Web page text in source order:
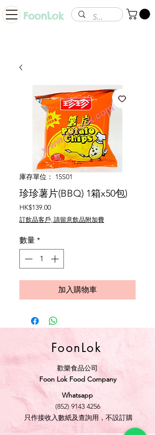
FoonLok
庫存單位： 15S01
珍珍薯片(BBQ) 1箱x50包)
HK$139.00價
格
訂飲品客戶, 請留意飲品附加費
數量 *
加入購物車
FoonLok
歡樂食品公司
Foon Lok Food Company
Whatsapp
(852) 9143 4256
只作接收入數紙及查詢用，不設訂購